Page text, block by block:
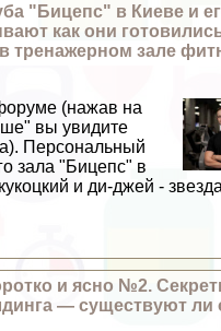
"Бицепс" в Киеве и
как они
тренажерном зале
(нажав на
вы увидите
Персональный
зала "Бицепс" в
и ди-джей - звезда
и ясно №2.
— существуют ли